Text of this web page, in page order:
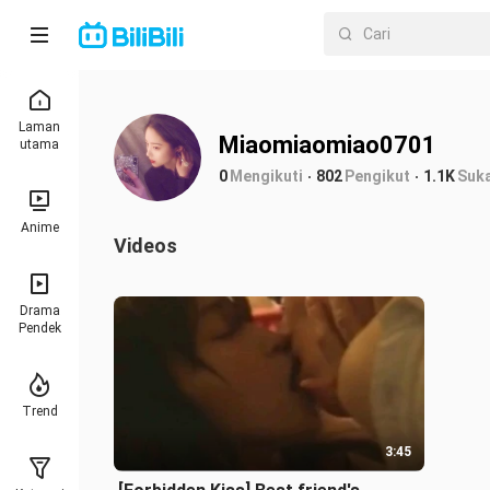
Laman
utama
Anime
Drama
Pendek
Trend
Miaomiaomiao0701
0Mengikuti 802Pengikut 1.1K
Videos
3:45